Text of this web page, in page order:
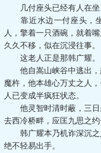
几付座头已经有人在坐
靠近水边一付座头，坐
人，擎着一只酒碗，就着
久久不移，似在沉浸往事。
这老人正是那韩广耀。
他自嵩山峡谷中逃出，
魔杵，他本雄心万丈之人
人已变成半疯狂状态。
他灵智时清时蔽，三日
去西冷桥畔，应匡九思之约
韩广耀本乃机诈深沉之
绝不轻易出手。